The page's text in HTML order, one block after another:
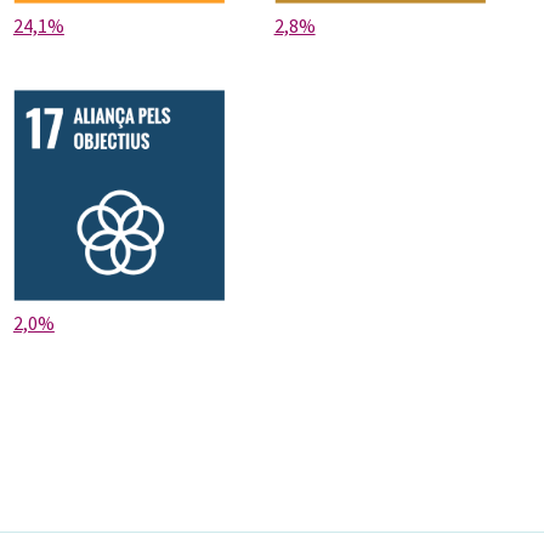
24,1% 2,8%
2,0%